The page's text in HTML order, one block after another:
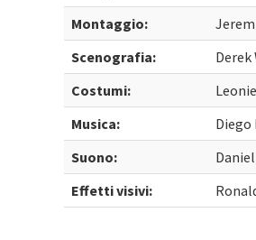
Montaggio:
Scenografia:
Derek
Costumi:
Musica:
Diego
Suono:
Effetti visivi: